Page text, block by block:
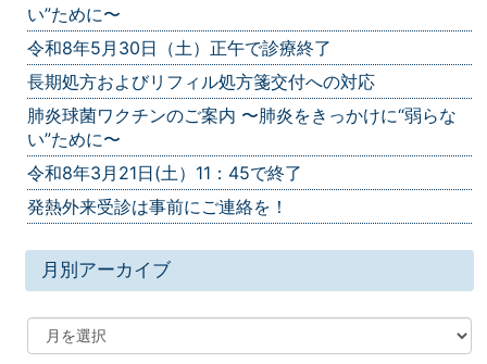
い”ために〜
令和8年5月30日（土）正午で診療終了
長期処方およびリフィル処方箋交付への対応
肺炎球菌ワクチンのご案内 〜肺炎をきっかけに“弱らな
い”ために〜
令和8年3月21日(土）11：45で終了
発熱外来受診は事前にご連絡を！
月別アーカイブ